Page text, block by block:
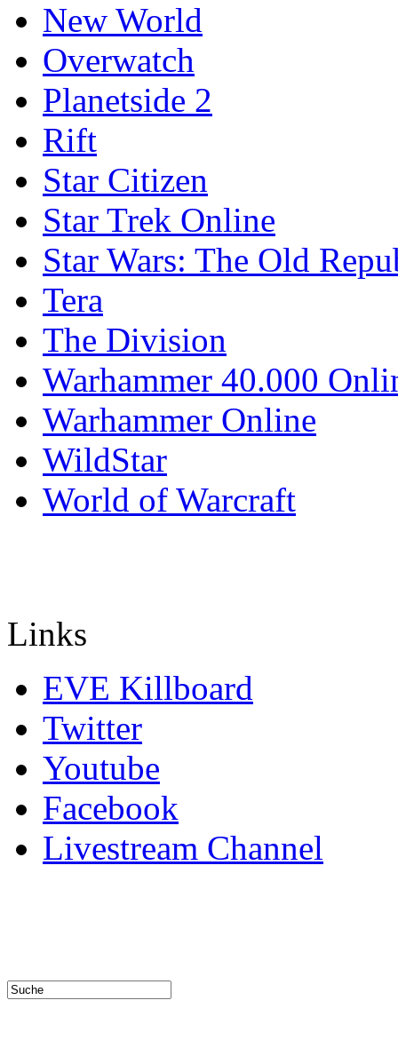
New World
Overwatch
Planetside 2
Rift
Star Citizen
Star Trek Online
Star Wars: The Old
Tera
The Division
Warhammer 40.000
Warhammer Online
WildStar
World of Warcraft
Links
EVE Killboard
Twitter
Youtube
Facebook
Livestream Channel